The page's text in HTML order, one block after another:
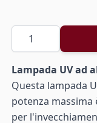
Quantità
Lampada UV ad
Questa lampada
potenza massima
per